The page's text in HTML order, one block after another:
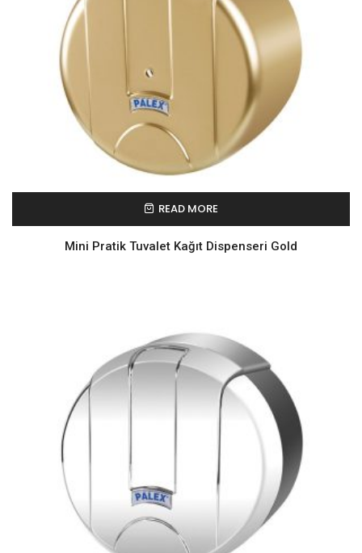
READ MORE
Mini Pratik Tuvalet Kağıt Dispenseri Gold